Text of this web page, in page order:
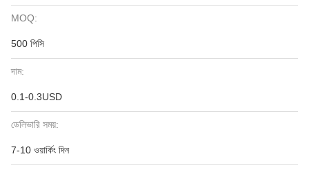
MOQ:
500 পিসি
দাম:
0.1-0.3USD
ডেলিভারি সময়:
7-10 ওয়ার্কিং দিন